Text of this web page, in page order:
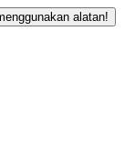
alatan!